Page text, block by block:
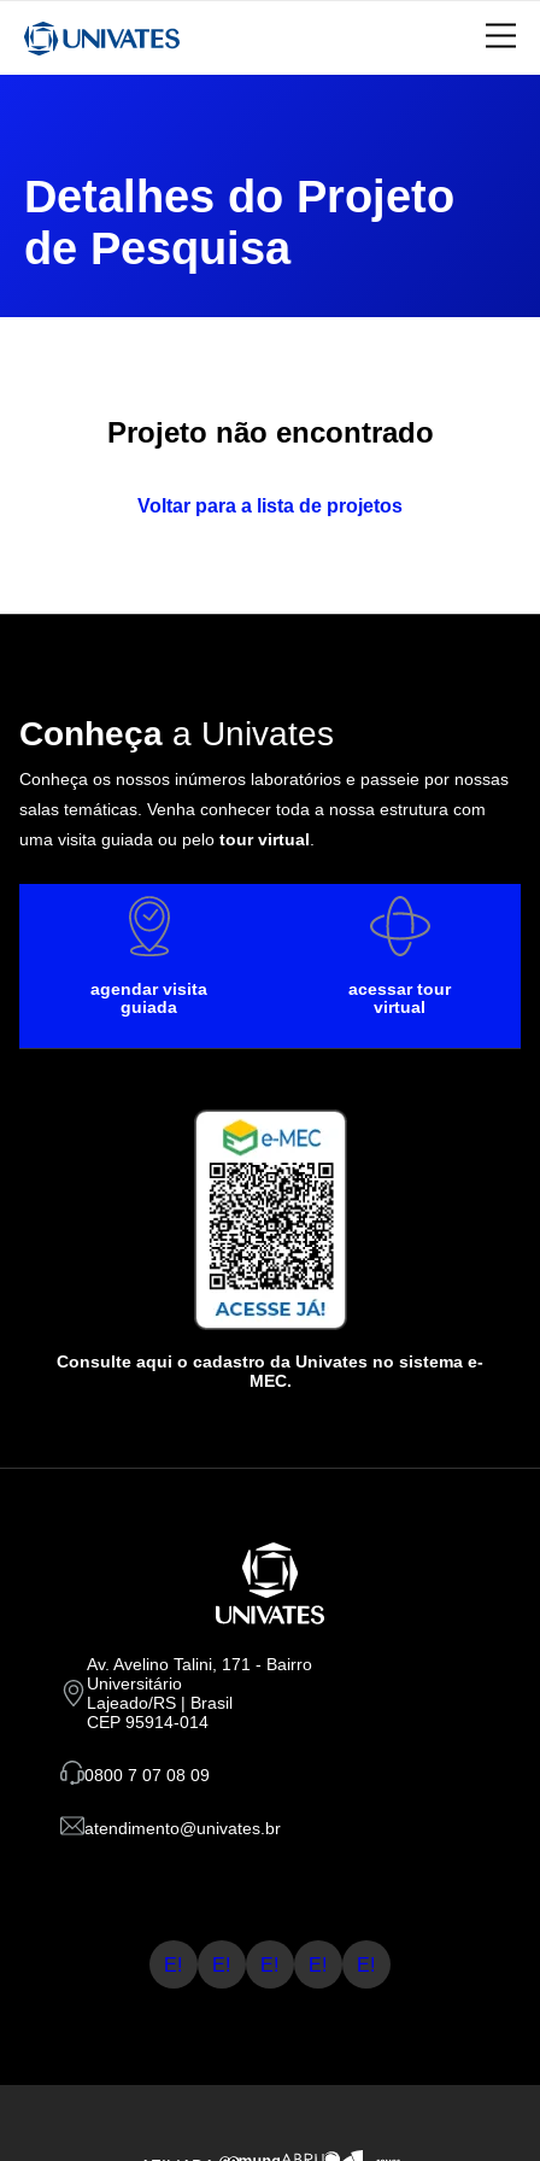
Detalhes do Projeto
de Pesquisa
Projeto não encontrado
Voltar para a lista de projetos
Conheça a Univates
Conheça os nossos inúmeros laboratórios e passeie por nossas
salas temáticas. Venha conhecer toda a nossa estrutura com
uma visita guiada ou pelo tour virtual
agendar visita
guiada
acessar tour
virtual
Consulte aqui o cadastro da Univates no sistema e-
MEC.
Av. Avelino Talini, 171 - Bairro
Universitário
Lajeado/RS | Brasil
CEP 95914-014
0800 7 07 08 09
atendimento@univates.br
E! E! E! E! E!